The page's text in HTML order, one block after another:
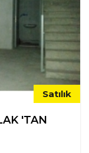
Satılık
'TAN